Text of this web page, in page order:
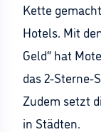
Kette
Hotels. Mit
Geld“ hat
das 2-Sterne-
Zudem setzt
in Städten.